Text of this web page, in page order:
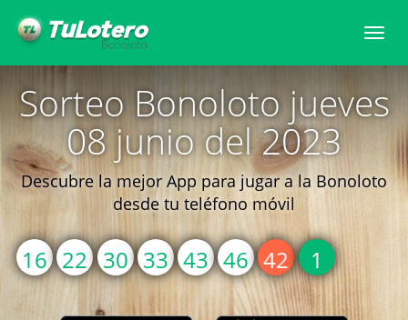
Sorteo Bonoloto jueves
08 junio del 2023
Descubre la mejor App para jugar a la Bonoloto
desde tu teléfono móvil
16 22 30 33 43 46 42 1